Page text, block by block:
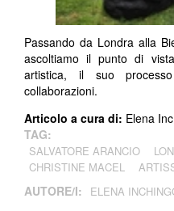
Passando da Londra alla
ascoltiamo il punto di
artistica, il suo
collaborazioni.
Articolo a cura di: Elena
TAG:
SALVATORE ARANCIO
CHRISTINE MACEL
AUTORE/I: ELENA